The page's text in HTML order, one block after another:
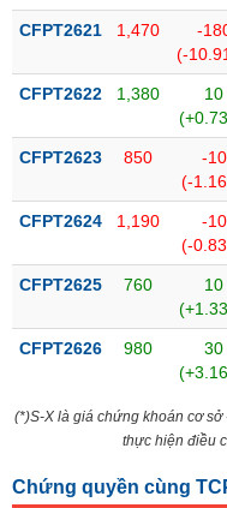
liệu
lý
trường
CFPT2621 1,470
-
(-
CFPT2622 1,380
10
CFPT2623 850
-10
(-
CFPT2624 1,190
-10
(-
CFPT2625 760
10
CFPT2626 980
30
(*)S-X là giá chứng khoán cơ
thực hiện điều
Chứng quyền cùng
TIÊU
KHÔNG
YẾU
DÙNG